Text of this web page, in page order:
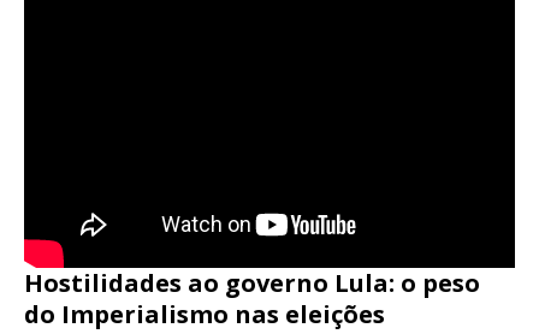
Hostilidades ao governo Lula: o peso
do Imperialismo nas eleições